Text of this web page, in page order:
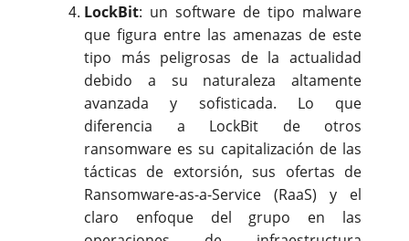
LockBit: un software de tipo malware
que figura entre las amenazas de este
tipo más peligrosas de la actualidad
debido a su naturaleza altamente
avanzada y sofisticada. Lo que
diferencia a LockBit de otros
ransomware es su capitalización de las
tácticas de extorsión, sus ofertas de
Ransomware-as-a-Service (RaaS) y el
claro enfoque del grupo en las